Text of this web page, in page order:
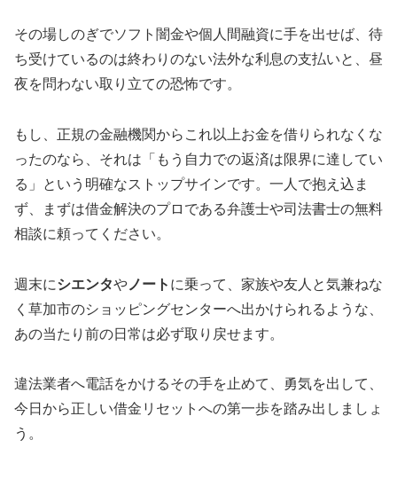
その場しのぎでソフト闇金や個人間融資に手を出せば、待
ち受けているのは終わりのない法外な利息の支払いと、昼
夜を問わない取り立ての恐怖です。
もし、正規の金融機関からこれ以上お金を借りられなくな
ったのなら、それは「もう自力での返済は限界に達してい
る」という明確なストップサインです。一人で抱え込ま
ず、まずは借金解決のプロである弁護士や司法書士の無料
相談に頼ってください。
週末にシエンタや ノート に乗って、家族や友人と気兼ねな
く草加市のショッピングセンターへ出かけられるような、
あの当たり前の日常は必ず取り戻せます。
違法業者へ電話をかけるその手を止めて、勇気を出して、
今日から正しい借金リセットへの第一歩を踏み出しましょ
う。